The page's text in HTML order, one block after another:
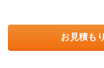
お見積も